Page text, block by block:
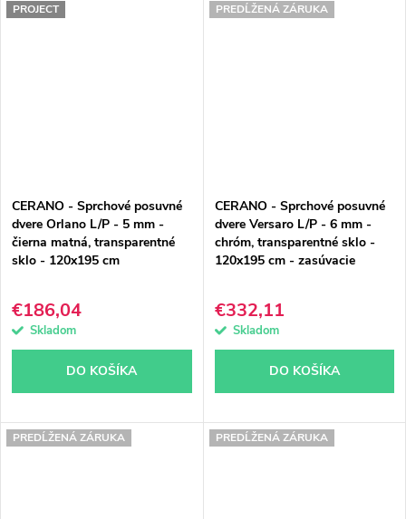
PROJECT
CERANO - Sprchové posuvné
dvere Orlano L/P - 5 mm -
čierna matná, transparentné
sklo - 120x195 cm
€186,04
Skladom
DO KOŠÍKA
PREDĹŽENÁ ZÁRUKA
CERANO - Sprchové posuvné
dvere Versaro L/P - 6 mm -
chróm, transparentné sklo -
120x195 cm - zasúvacie
€332,11
Skladom
DO KOŠÍKA
PREDĹŽENÁ ZÁRUKA PREDĹŽENÁ ZÁRUKA